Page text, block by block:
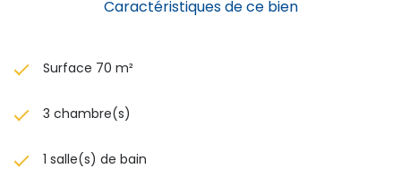
Caractéristiques de ce bien
Surface 70 m²
3 chambre(s)
1 salle(s) de bain